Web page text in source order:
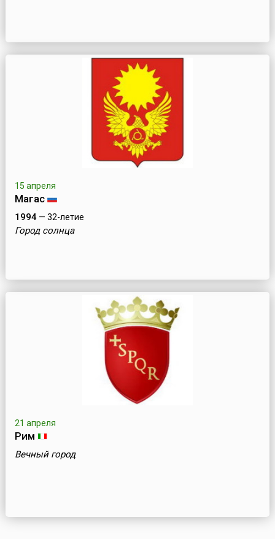
15 апреля
Магас
1994— 32-летие
Город солнца
21 апреля
Рим
Вечный город